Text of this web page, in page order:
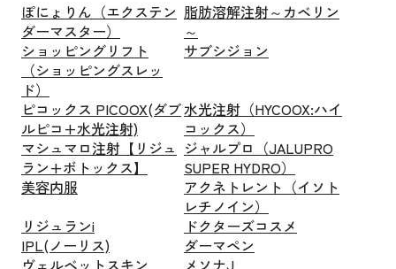
ぽにょりん（エクステン
ダーマスター）
脂肪溶解注射～カベリン
～
ショッピングリフト
（ショッピングスレッ
ド）
サブシジョン
ピコックス PICOOX(ダブ
ルピコ+水光注射)
水光注射（HYCOOX:ハイ
コックス）
マシュマロ注射【リジュ
ラン+ボトックス】
ジャルプロ（JALUPRO
SUPER HYDRO）
美容内服
アクネトレント（イソト
レチノイン）
リジュランi
ドクターズコスメ
IPL(ノーリス)
ダーマペン
ヴェルベットスキン
メソナJ